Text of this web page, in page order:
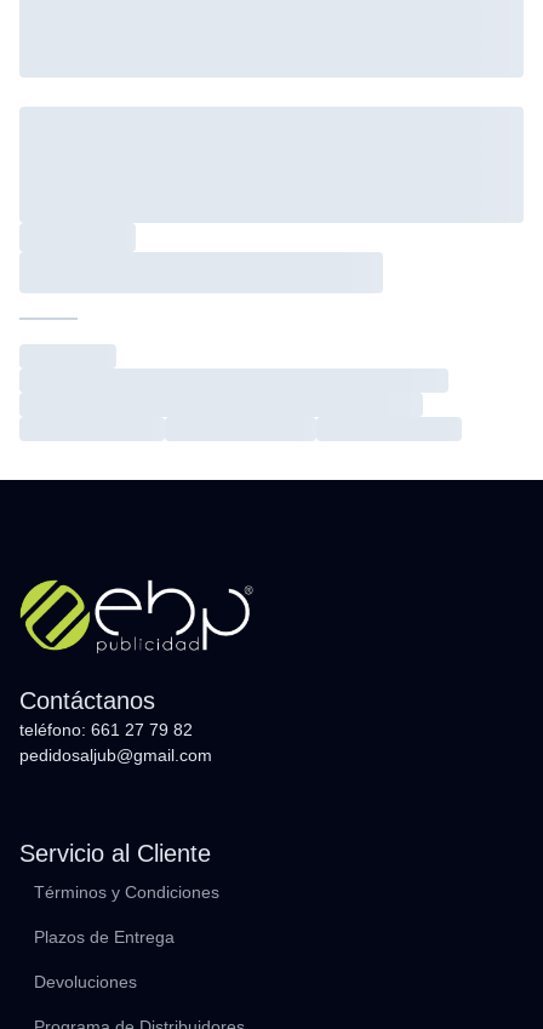
Contáctanos
teléfono: 661 27 79 82
pedidosaljub@gmail.com
Servicio al Cliente
Términos y Condiciones
Plazos de Entrega
Devoluciones